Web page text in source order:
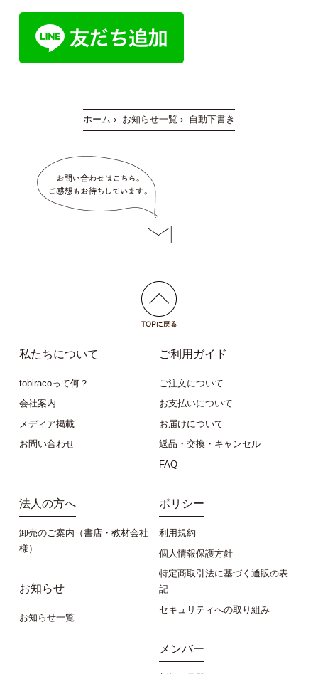
ホーム › お知らせ一覧 › 自動下書き
私たちについて
tobiracoって何？
会社案内
メディア掲載
お問い合わせ
ご利用ガイド
ご注文について
お支払いについて
お届けについて
返品・交換・キャンセル
FAQ
法人の方へ
卸売のご案内（書店・教材会社
様）
お知らせ
お知らせ一覧
ポリシー
利用規約
個人情報保護方針
特定商取引法に基づく通販の表
記
セキュリティへの取り組み
メンバー